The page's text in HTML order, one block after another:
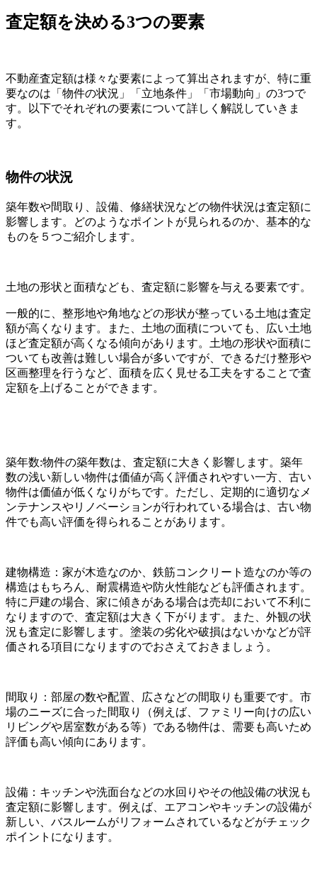
査定額を決める3つの要素
不動産査定額は様々な要素によって算出されますが、特に重
要なのは「物件の状況」「立地条件」「市場動向」の3つで
す。以下でそれぞれの要素について詳しく解説していきま
す。
物件の状況
築年数や間取り、設備、修繕状況などの物件状況は査定額に
影響します。どのようなポイントが見られるのか、基本的な
ものを５つご紹介します。
土地の形状と面積なども、査定額に影響を与える要素です。
一般的に、整形地や角地などの形状が整っている土地は査定
額が高くなります。また、土地の面積についても、広い土地
ほど査定額が高くなる傾向があります。土地の形状や面積に
ついても改善は難しい場合が多いですが、できるだけ整形や
区画整理を行うなど、面積を広く見せる工夫をすることで査
定額を上げることができます。
築年数:物件の築年数は、査定額に大きく影響します。築年
数の浅い新しい物件は価値が高く評価されやすい一方、古い
物件は価値が低くなりがちです。ただし、定期的に適切なメ
ンテナンスやリノベーションが行われている場合は、古い物
件でも高い評価を得られることがあります。
建物構造：家が木造なのか、鉄筋コンクリート造なのか等の
構造はもちろん、耐震構造や防火性能なども評価されます。
特に戸建の場合、家に傾きがある場合は売却において不利に
なりますので、査定額は大きく下がります。また、外観の状
況も査定に影響します。塗装の劣化や破損はないかなどが評
価される項目になりますのでおさえておきましょう。
間取り：部屋の数や配置、広さなどの間取りも重要です。市
場のニーズに合った間取り（例えば、ファミリー向けの広い
リビングや居室数がある等）である物件は、需要も高いため
評価も高い傾向にあります。
設備：キッチンや洗面台などの水回りやその他設備の状況も
査定額に影響します。例えば、エアコンやキッチンの設備が
新しい、バスルームがリフォームされているなどがチェック
ポイントになります。